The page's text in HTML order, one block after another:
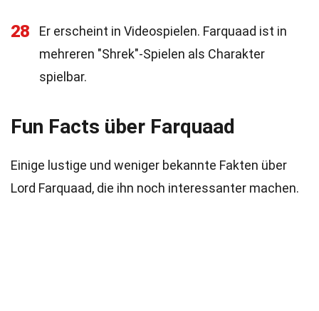
28
Er erscheint in Videospielen. Farquaad ist in
mehreren "Shrek"-Spielen als Charakter
spielbar.
Fun Facts über Farquaad
Einige lustige und weniger bekannte Fakten über
Lord Farquaad, die ihn noch interessanter machen.